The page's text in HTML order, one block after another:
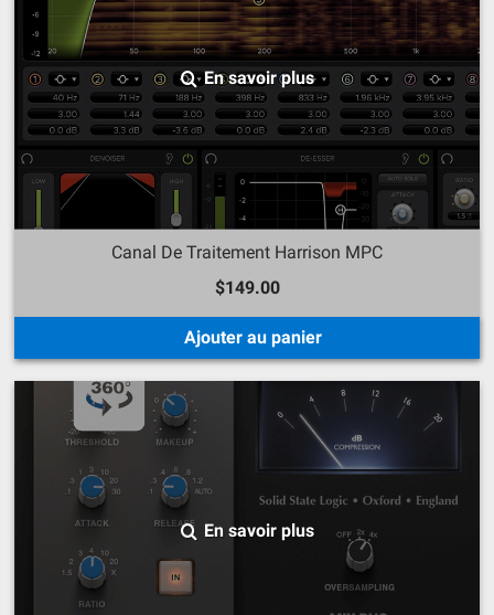
En savoir plus
Canal De Traitement Harrison MPC
$149.00
Ajouter au panier
En savoir plus